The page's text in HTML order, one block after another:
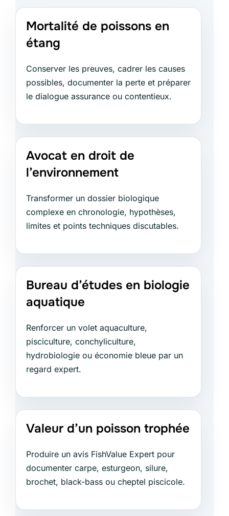
Mortalité de poissons en
étang
Conserver les preuves, cadrer les causes
possibles, documenter la perte et préparer
le dialogue assurance ou contentieux.
Avocat en droit de
l’environnement
Transformer un dossier biologique
complexe en chronologie, hypothèses,
limites et points techniques discutables.
Bureau d’études en biologie
aquatique
Renforcer un volet aquaculture,
pisciculture, conchyliculture,
hydrobiologie ou économie bleue par un
regard expert.
Valeur d’un poisson trophée
Produire un avis FishValue Expert pour
documenter carpe, esturgeon, silure,
brochet, black-bass ou cheptel piscicole.